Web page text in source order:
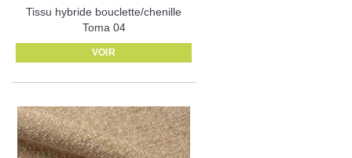
Tissu hybride bouclette/chenille
Toma 04
VOIR